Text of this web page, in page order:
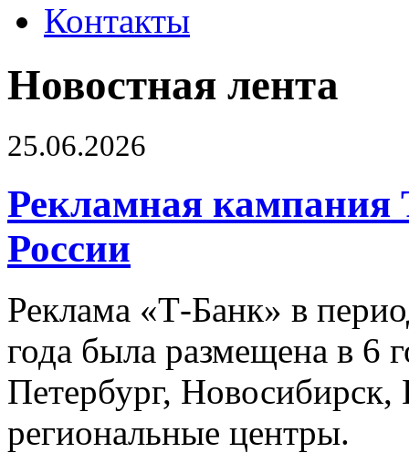
Контакты
Новостная лента
25.06.2026
Рекламная кампания
России
Реклама «Т-Банк» в
года была размещена в 6
Петербург,
региональные центры.